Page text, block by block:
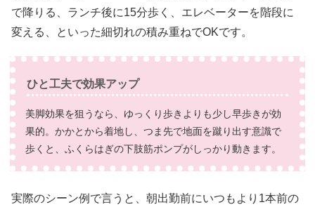
で降りる、ランチ後に15分歩く、エレベーターを階段に
変える、といった細切れの積み重ねでOKです。
ひと工夫で効果アップ
美脚効果を狙うなら、ゆっくり歩きよりも少し早歩きが効
果的。かかとから着地し、つま先で地面を蹴り出す意識で
歩くと、ふくらはぎの下肢筋ポンプがしっかり動きます。
実際のシーン例で言うと、朝出勤前にいつもより1本前の